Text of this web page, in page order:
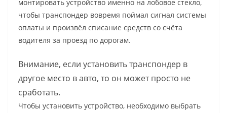
монтировать устройство именно на лобовое стекло,
чтобы транспондер вовремя поймал сигнал системы
оплаты и произвёл списание средств со счёта
водителя за проезд по дорогам.
Внимание, если установить транспондер в
другое место в авто, то он может просто не
сработать.
Чтобы установить устройство, необходимо выбрать